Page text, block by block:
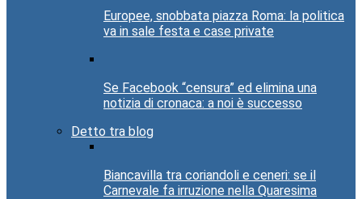
Europee, snobbata piazza Roma: la politica
va in sale festa e case private
Se Facebook “censura” ed elimina una
notizia di cronaca: a noi è successo
Detto tra blog
Biancavilla tra coriandoli e ceneri: se il
Carnevale fa irruzione nella Quaresima